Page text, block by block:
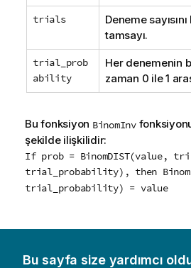
trials
Deneme
tamsayı.
trial_prob
ability
Her denemenin
zaman 0 ile 1
Bu fonksiyon BinomInv
şekilde ilişkilidir:
If prob = BinomDIST(value,
trial_probability), then
trial_probability) = value
Bu sayfa size yardımcı